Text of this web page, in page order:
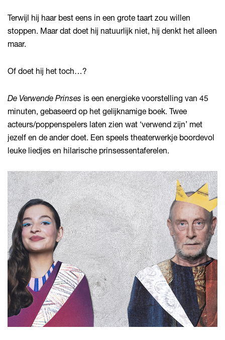
Terwijl hij haar best eens in een grote taart zou willen
stoppen. Maar dat doet hij natuurlijk niet, hij denkt het alleen
maar.
Of doet hij het toch…?
De Verwende Prinses is een energieke voorstelling van 45
minuten, gebaseerd op het gelijknamige boek. Twee
acteurs/poppenspelers laten zien wat ‘verwend zijn’ met
jezelf en de ander doet. Een speels theaterwerkje boordevol
leuke liedjes en hilarische prinsessentaferelen.